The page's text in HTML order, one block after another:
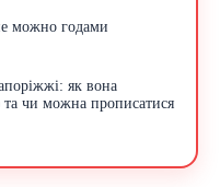
можно годами
як вона
та чи можна прописатися